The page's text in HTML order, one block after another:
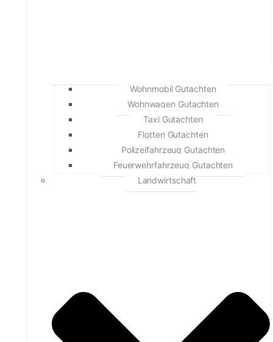
Wohnmobil Gutachten
Wohnwagen Gutachten
Taxi Gutachten
Flotten Gutachten
Polizeifahrzeug Gutachten
Feuerwehrfahrzeug Gutachten
Landwirtschaft